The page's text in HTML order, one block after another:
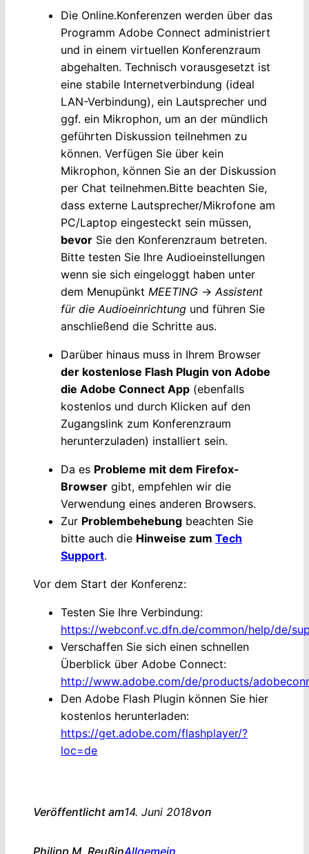
Die Online.Konferenzen werden über das
Programm Adobe Connect administriert
und in einem virtuellen Konferenzraum
abgehalten. Technisch vorausgesetzt ist
eine stabile Internetverbindung (ideal
LAN-Verbindung), ein Lautsprecher und
ggf. ein Mikrophon, um an der mündlich
geführten Diskussion teilnehmen zu
können. Verfügen Sie über kein
Mikrophon, können Sie an der Diskussion
per Chat teilnehmen.Bitte beachten Sie,
dass externe Lautsprecher/Mikrofone am
PC/Laptop eingesteckt sein müssen,
bevor Sie den Konferenzraum betreten.
Bitte testen Sie Ihre Audioeinstellungen
wenn sie sich eingeloggt haben unter
dem Menupünkt MEETING ->Assistent
für die Audioeinrichtung und führen Sie
anschließend die Schritte aus.
Darüber hinaus muss in Ihrem Browser
der kostenlose Flash Plugin von Adobe
die Adobe Connect App (ebenfalls
kostenlos und durch Klicken auf den
Zugangslink zum Konferenzraum
herunterzuladen) installiert sein.
Da es Probleme mit dem Firefox-
Browser gibt, empfehlen wir die
Verwendung eines anderen Browsers.
Zur Problembehebung beachten Sie
bitte auch die Hinweise zum Tech
Support.
Vor dem Start der Konferenz:
Testen Sie Ihre Verbindung:
https://webconf.vc.dfn.de/common/help/de/
Verschaffen Sie sich einen schnellen
Überblick über Adobe Connect:
http://www.adobe.com/de/products/
Den Adobe Flash Plugin können Sie hier
kostenlos herunterladen:
https://get.adobe.com/flashplayer/?
loc=de
Veröffentlicht am14. Juni 2018von
Philipp M. ReußinAllgemein